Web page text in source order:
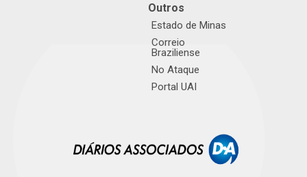
Outros
Estado de Minas
Correio
Braziliense
No Ataque
Portal UAI